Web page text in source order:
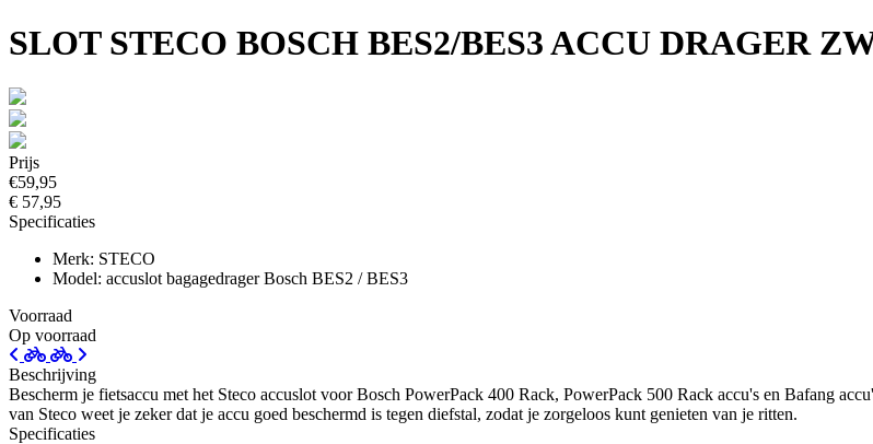
SLOT STECO BOSCH BES2/BES3 ACCU DRAGER
Prijs
€59,95
€ 57,95
Specificaties
Merk: STECO
Model: accuslot bagagedrager Bosch BES2 / BES3
Voorraad
Op voorraad
Beschrijving
Bescherm je fietsaccu met het Steco accuslot voor Bosch PowerPack 400 Rack, PowerPack 500 Rack accu's en Bafang
van Steco weet je zeker dat je accu goed beschermd is tegen diefstal, zodat je zorgeloos kunt genieten van je ritten.
Specificaties